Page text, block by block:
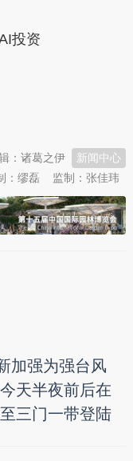
投资
新闻中心
：诸葛之伊
监制：张佳玮
：缪磊
加强为强台风
天半夜前后在
三门一带登陆